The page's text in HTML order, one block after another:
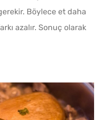
Böylece et daha
azalır. Sonuç olarak